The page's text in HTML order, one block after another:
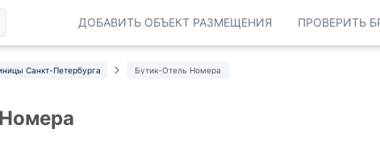
ПРОВЕРИТЬ
ДОБАВИТЬ ОБЪЕКТ РАЗМЕЩЕНИЯ
Санкт-Петербурга Бутик-Отель Номера